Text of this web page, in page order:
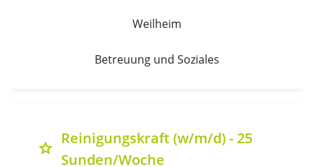
Weilheim
Betreuung und Soziales
grade
Reinigungskraft (w/m/d) - 25
Sunden/Woche